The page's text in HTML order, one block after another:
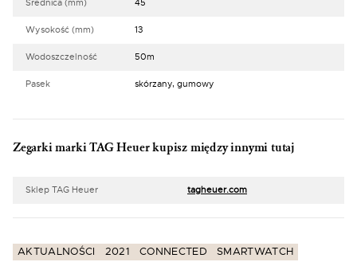
Średnica (mm) 45
Wysokość (mm) 13
Wodoszczelność 50m
Pasek skórzany, gumowy
Zegarki marki TAG Heuer kupisz między innymi tutaj
Sklep TAG Heuer tagheuer.com
AKTUALNOŚCI 2021 CONNECTED SMARTWATCH